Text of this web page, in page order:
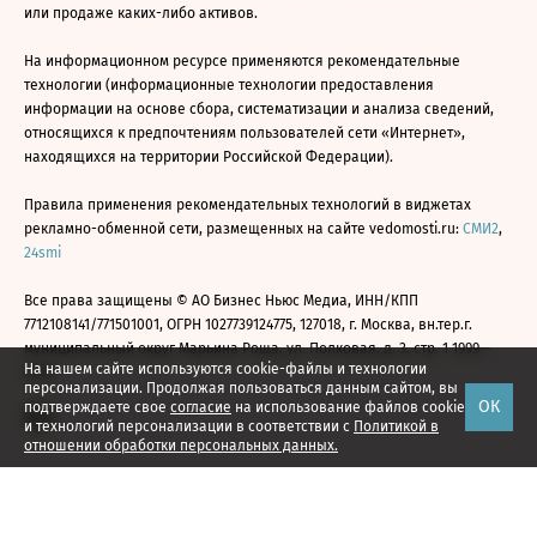
На нашем сайте используются cookie-файлы и технологии
персонализации. Продолжая пользоваться данным сайтом, вы
подтверждаете свое согласие на использование файлов cookie
и технологий персонализации в соответствии с Политикой в
отношении обработки персональных данных.
ОК
или продаже каких-либо активов.
На информационном ресурсе применяются рекомендательные
технологии (информационные технологии предоставления
информации на основе сбора, систематизации и анализа сведений,
относящихся к предпочтениям пользователей сети «Интернет»,
находящихся на территории Российской Федерации).
Правила применения рекомендательных технологий в виджетах
рекламно-обменной сети, размещенных на сайте vedomosti.ru: СМИ2,
24smi
Все права защищены © АО Бизнес Ньюс Медиа, ИНН/КПП
7712108141/771501001, ОГРН 1027739124775, 127018, г. Москва, вн.тер.г.
муниципальный округ Марьина Роща, ул. Полковая, д. 3, стр. 1 1999—
2026